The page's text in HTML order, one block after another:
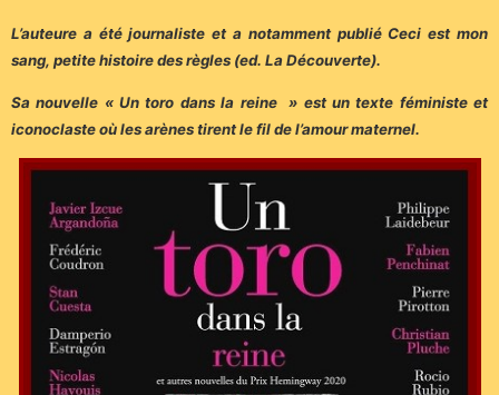
L’auteure a été journaliste et a notamment publié Ceci est mon
sang, petite histoire des règles (ed. La Découverte).
Sa nouvelle « Un toro dans la reine » est un texte féministe et
iconoclaste où les arènes tirent le fil de l’amour maternel.